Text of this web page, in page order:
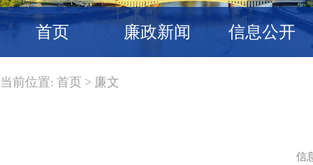
首页 廉政新闻 信息公开
当前位置: 首页 > 廉文
信